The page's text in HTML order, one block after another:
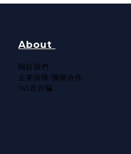
About
關於我們​
企業採購/團購合作
165反詐騙